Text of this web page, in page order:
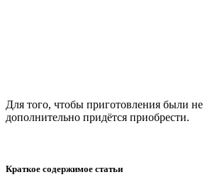
Для того, чтобы приготовления были
дополнительно придётся приобрести.
Краткое содержимое статьи